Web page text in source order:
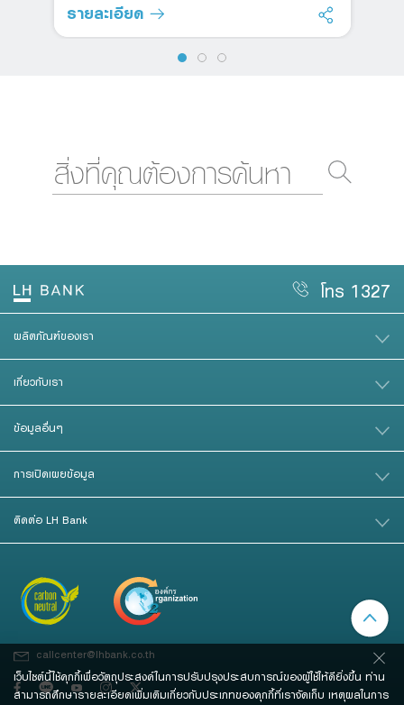
รายละเอียด
โทร 1327
ผลิตภัณฑ์ของเรา
เกี่ยวกับเรา
ข้อมูลอื่นๆ
การเปิดเผยข้อมูล
ติดต่อ LH Bank
callcenter@lhbank.co.th
เว็บไซต์นี้ใช้คุกกี้เพื่อวัตถุประสงค์ในการปรับปรุงประสบการณ์ของผู้ใช้ให้ดียิ่งขึ้น ท่าน
สามารถศึกษารายละเอียดเพิ่มเติมเกี่ยวกับประเภทของคุกกี้ที่เราจัดเก็บ เหตุผลในการ